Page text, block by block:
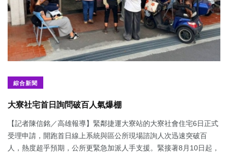
綜合新聞
大寮社宅首日詢問破百人氣爆棚
【記者陳信銘／高雄報導】緊鄰捷運大寮站的大寮社會住宅6日正式
受理申請，開跑首日線上系統與區公所現場諮詢人次迅速突破百
人，熱度超乎預期，公所更緊急加派人手支援。緊接著8月10日起，